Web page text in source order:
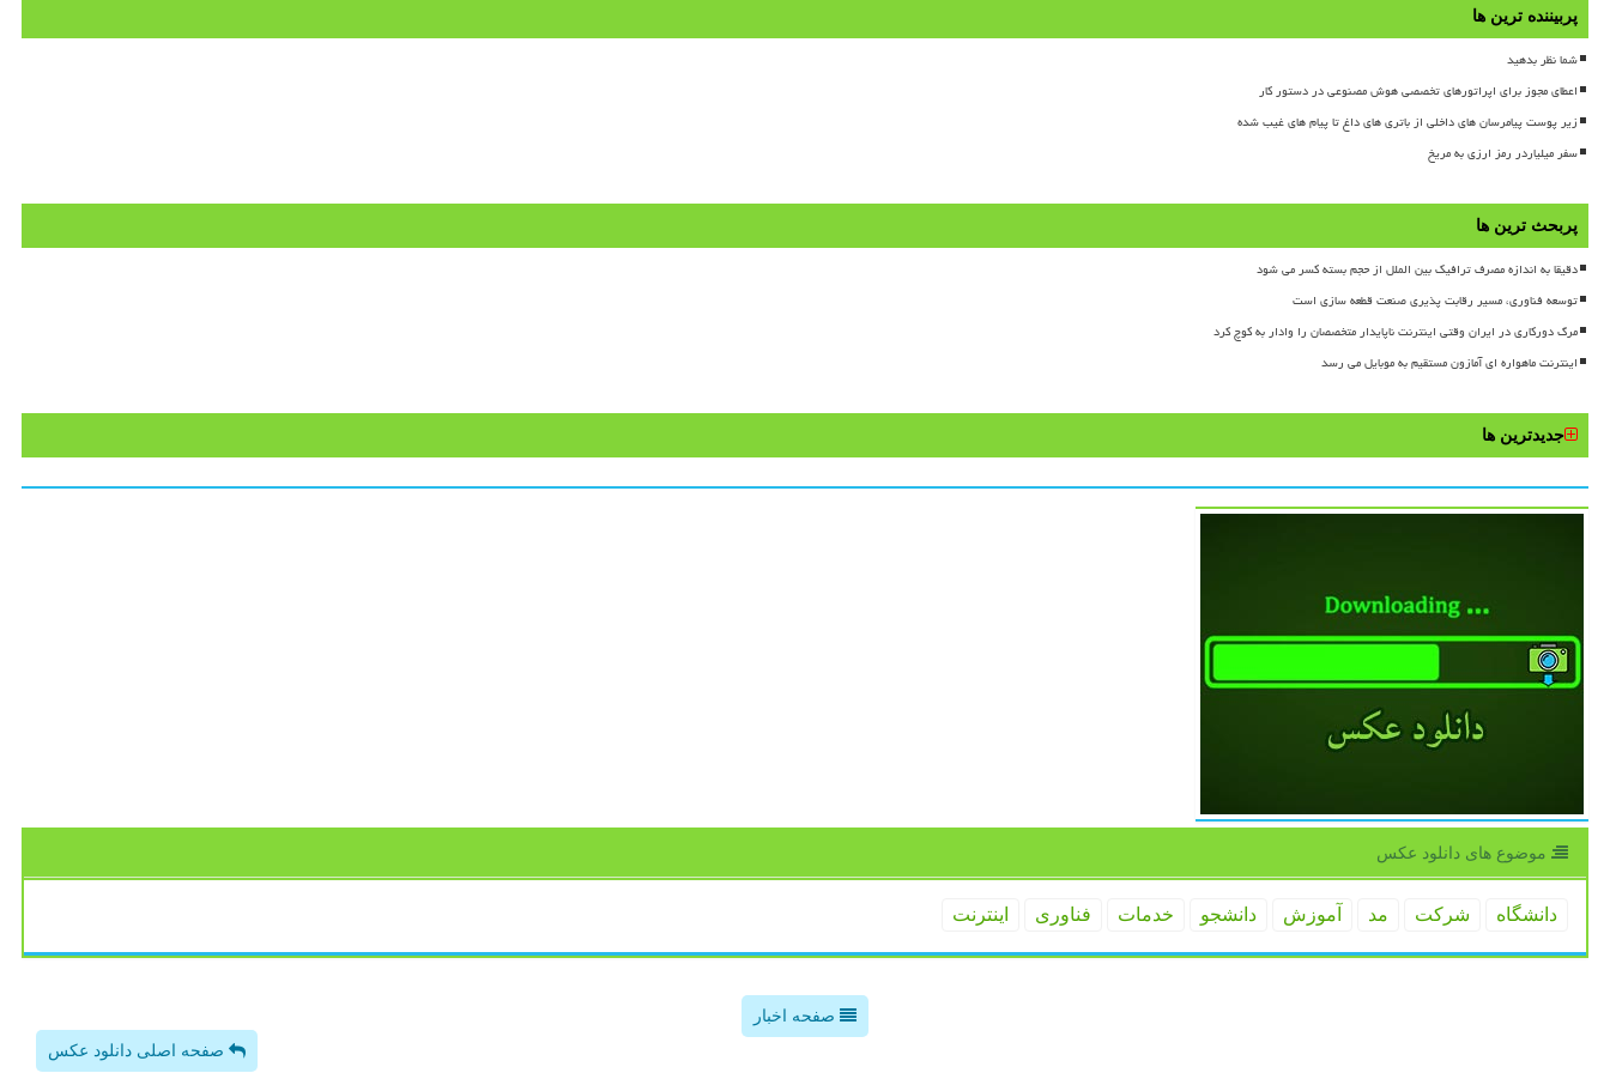
پربیننده ترین ها
شما نظر بدهید
اعطای مجوز برای اپراتورهای تخصصی هوش مصنوعی در دستور کار
زیر پوست پیامرسان های داخلی از باتری های داغ تا پیام های غیب شده
سفر میلیاردر رمز ارزی به مریخ
پربحث ترین ها
دقیقا به اندازه مصرف ترافیک بین الملل از حجم بسته کسر می شود
توسعه فناوری، مسیر رقابت پذیری صنعت قطعه سازی است
مرگ دورکاری در ایران وقتی اینترنت ناپایدار متخصصان را وادار به کوچ کرد
اینترنت ماهواره ای آمازون مستقیم به موبایل می رسد
جدیدترین ها
موضوع های دانلود عكس
دانشگاه شركت مد آموزش دانشجو خدمات فناوری اینترنت
صفحه اخبار
صفحه اصلی دانلود عکس